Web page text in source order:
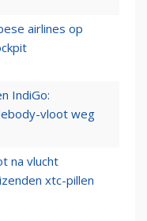
airlines op
IndiGo:
vloot weg
na vlucht
xtc-pillen